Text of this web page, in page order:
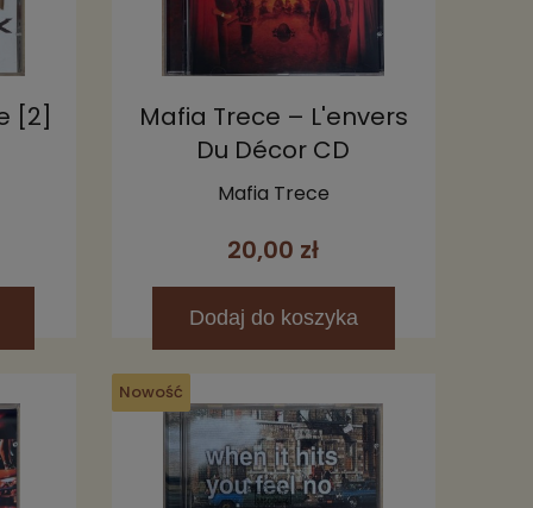
[2]
Mafia Trece – L'envers
Du Décor CD
Mafia Trece
20,00 zł
Dodaj do koszyka
Nowość